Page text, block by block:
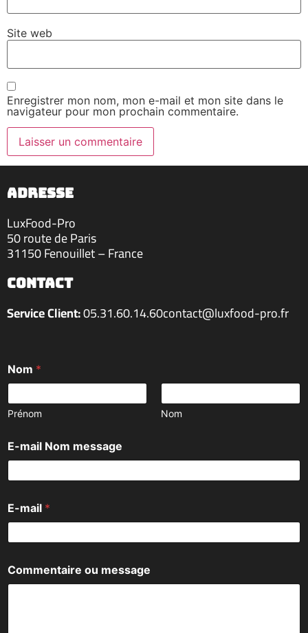
Site web
Enregistrer mon nom, mon e-mail et mon site dans le
navigateur pour mon prochain commentaire.
ADRESSE
LuxFood-Pro
50 route de Paris
31150 Fenouillet – France
contact
Service Client:05.31.60.14.60contact@luxfood-pro.fr
Nom *
Prénom Nom
E-mail Nom message
E-mail *
Commentaire ou message